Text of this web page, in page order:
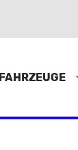
FAHRZEUGE